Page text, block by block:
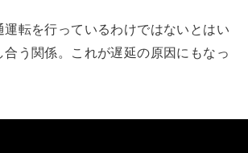
運転を行っているわけではないとはい
合う関係。これが遅延の原因にもなっ